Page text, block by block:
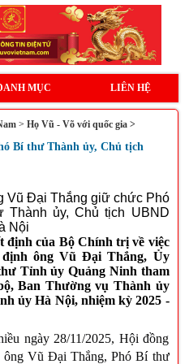
MỤC LIÊN HỆ
> Họ Vũ - Võ với quốc gia >
Bí thư Thành ủy, Chủ tịch
định của Bộ Chính trị về việc
định ông Vũ Đại Thắng, Ủy
Tỉnh ủy Quảng Ninh tham
Ban Thường vụ Thành ủy
ủy Hà Nội, nhiệm kỳ 2025 -
ngày 28/11/2025, Hội đồng
ông Vũ Đại Thắng, Phó Bí thư